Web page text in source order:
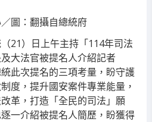
圖：翻攝自總統府
21）日上午主持「114年司法
大法官被提名人介紹記者
此次提名的三項考量，盼守護
度，提升國安案件專業能量，
革，打造「全民的司法」願
一介紹被提名人簡歷，盼獲得